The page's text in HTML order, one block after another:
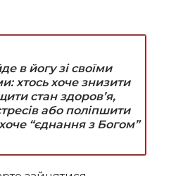
в йогу зі своїми
хтось хоче знизити
стан здоров’я,
або поліпшити
хоче “єднання з Богом”